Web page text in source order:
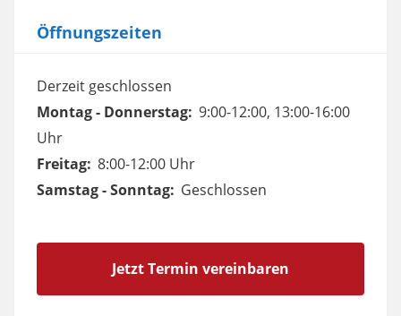
Öffnungszeiten
Derzeit geschlossen
Montag - Donnerstag: 9:00-12:00, 13:00-16:00
Uhr
Freitag: 8:00-12:00 Uhr
Samstag - Sonntag: Geschlossen
Jetzt Termin vereinbaren